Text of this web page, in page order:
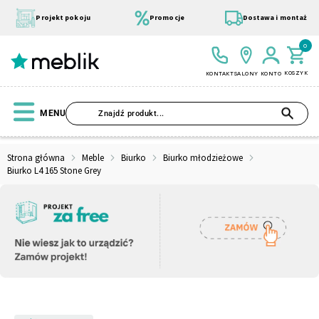
treści
Projekt pokoju Promocje Dostawa i montaż
KONTAKTSALONY KONTO KOSZYK
0
MENU
Strona główna Meble Biurko
Biurko młodzieżowe
Biurko L4 165 Stone Grey
Wszystkie Kolekcje
Szafa
Materace